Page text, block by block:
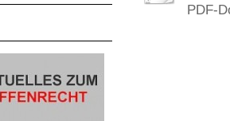
PDF-